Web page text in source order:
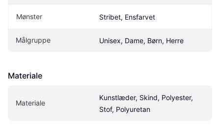
Mønster Stribet, Ensfarvet
Målgruppe Unisex, Dame, Børn, Herre
Materiale
Materiale
Kunstlæder, Skind, Polyester,
Stof, Polyuretan